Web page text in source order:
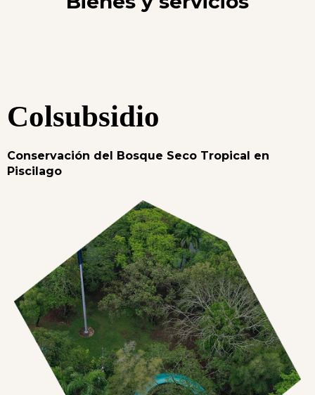
Colsubsidio
Conservación del Bosque Seco Tropical en
Piscilago